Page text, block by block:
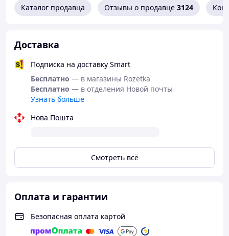
Каталог продавца Отзывы о продавце 3124
Доставка
Подписка на доставку Smart
Бесплатно — в магазины Rozetka
Бесплатно — в отделения Новой почты
Узнать больше
Нова Пошта
Смотреть всё
Оплата и гарантии
Безопасная оплата картой